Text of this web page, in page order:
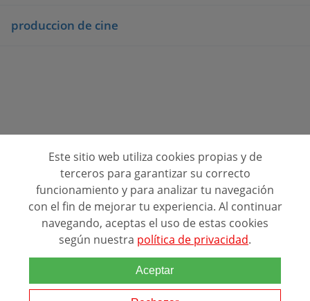
produccion de cine
Consulta opiniones de centros de formación
Quienes Somos
Contacto
Política de privacidad
Alta de Centros (FREE)
Directorio de centros
Este sitio web utiliza cookies propias y de
terceros para garantizar su correcto
funcionamiento y para analizar tu navegación
con el fin de mejorar tu experiencia. Al continuar
navegando, aceptas el uso de estas cookies
según nuestra política de privacidad.
Aceptar